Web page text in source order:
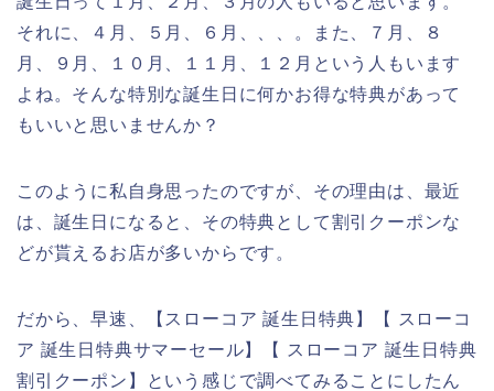
それに、４月、５月、６月、、、。また、７月、８
月、９月、１０月、１１月、１２月という人もいます
よね。そんな特別な誕生日に何かお得な特典があって
もいいと思いませんか？
このように私自身思ったのですが、その理由は、最近
は、誕生日になると、その特典として割引クーポンな
どが貰えるお店が多いからです。
だから、早速、【スローコア 誕生日特典】【 スローコ
ア 誕生日特典サマーセール】【 スローコア 誕生日特典
割引クーポン】という感じで調べてみることにしたん